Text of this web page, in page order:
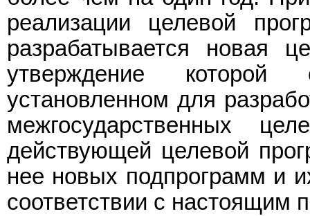
реализации целевой
разрабатывается новая
утверждение которой
установленном для
межгосударственных
действующей целевой
нее новых подпрограмм и
соответствии с настоящим